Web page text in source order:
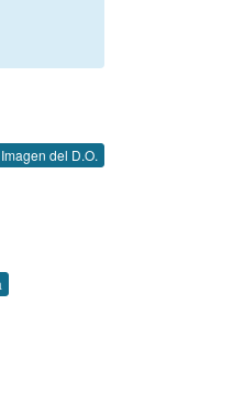
del D.O.